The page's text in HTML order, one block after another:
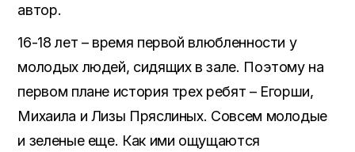
автор.
16-18 лет – время первой влюбленности у
молодых людей, сидящих в зале. Поэтому на
первом плане история трех ребят – Егорши,
Михаила и Лизы Пряслиных. Совсем молодые
и зеленые еще. Как ими ощущаются